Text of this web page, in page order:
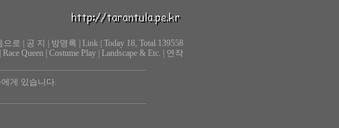
으로 공 지 방명록 Link| Today 18, Total 139558
Race Queen| Costume Play| Landscape & Etc. 연작
게 있습니다.